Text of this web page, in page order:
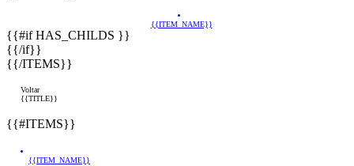
{{ITEM_NAME}}
{{#if HAS_CHILDS }}
{{/if}}
{{/ITEMS}}
Voltar
{{TITLE}}
{{#ITEMS}}
{{ITEM_NAME}}